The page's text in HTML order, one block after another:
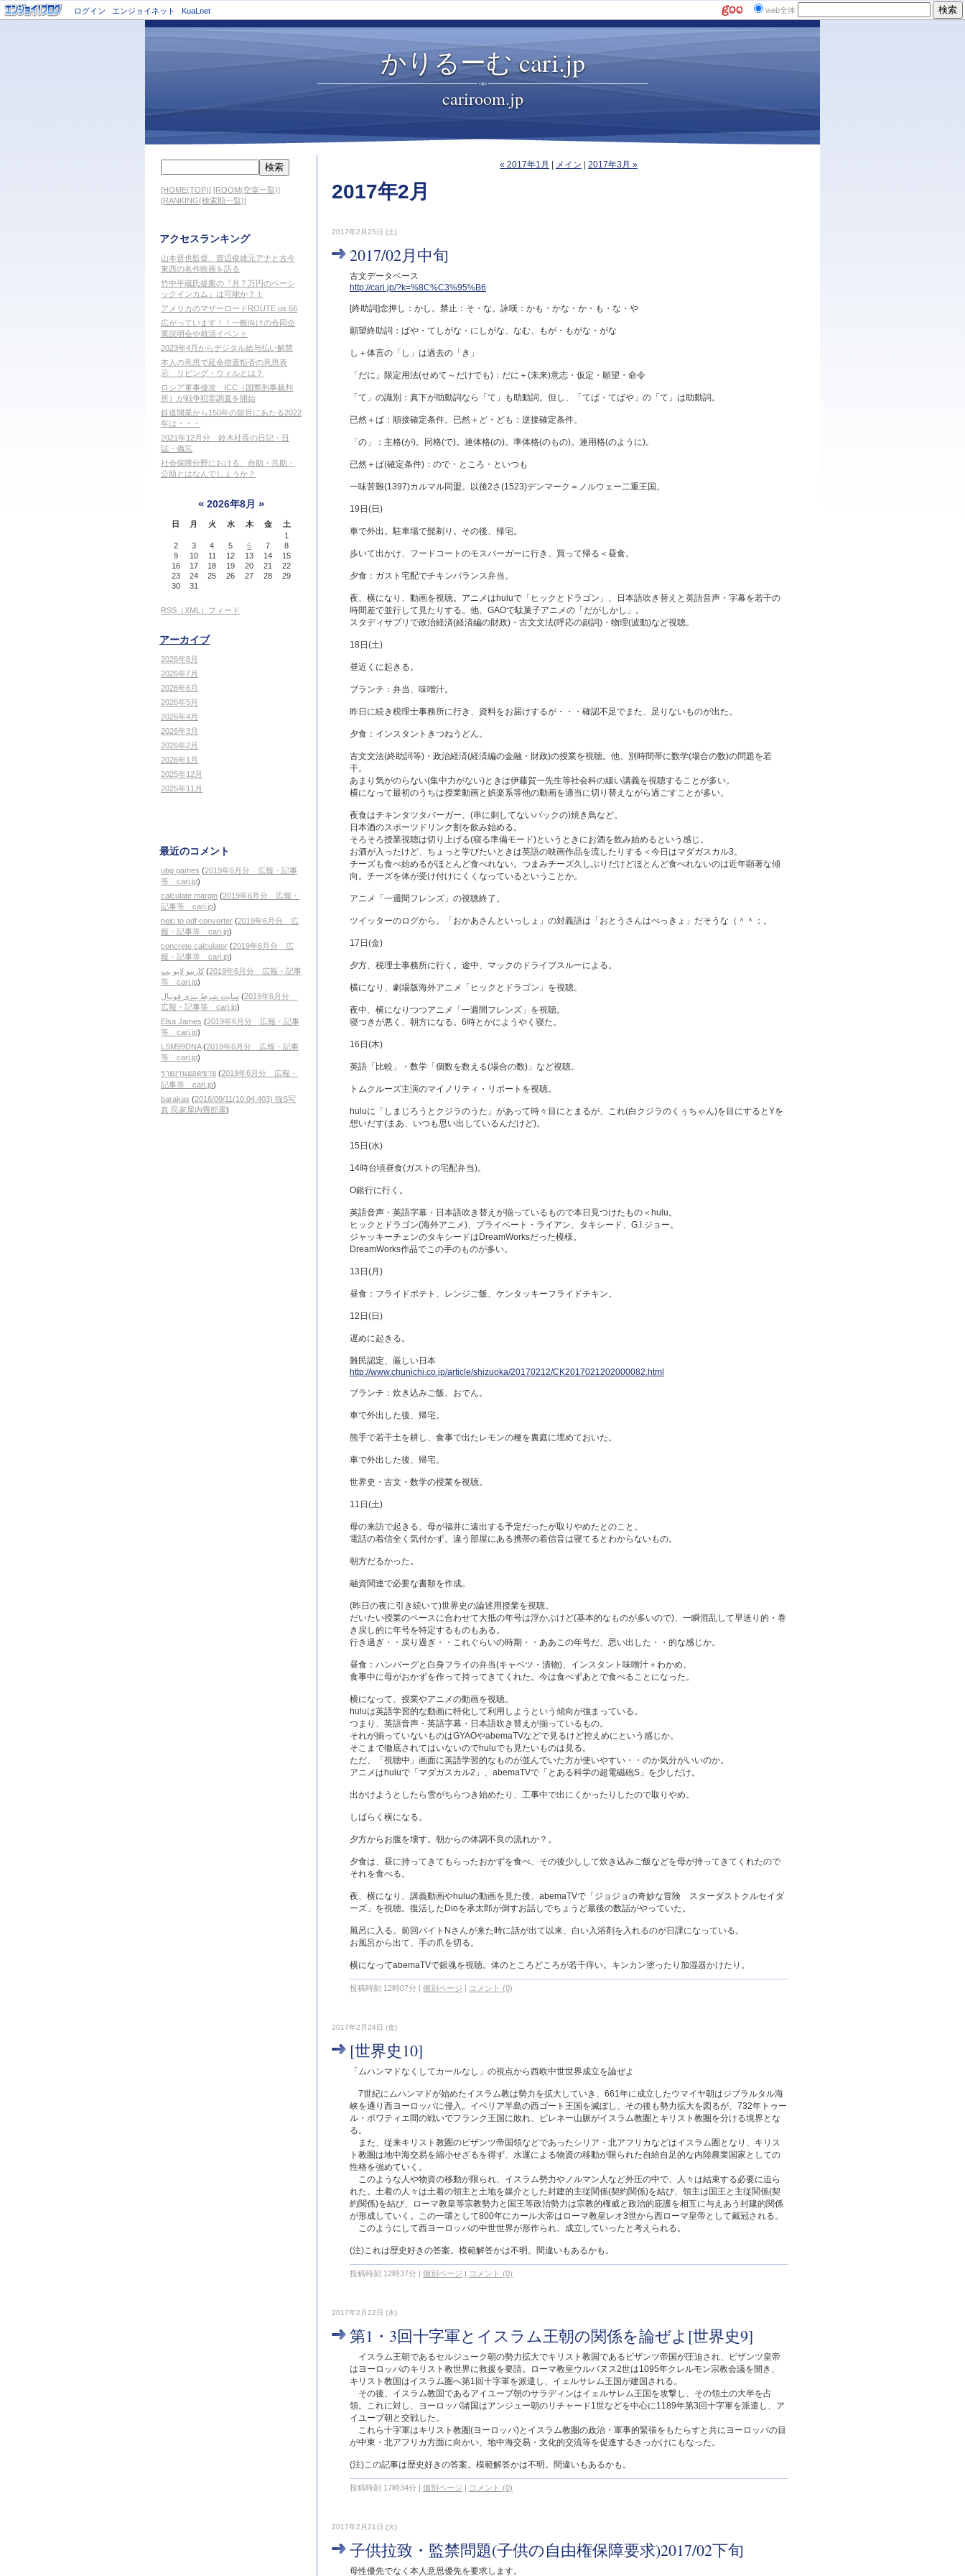
ログイン エンジョイネット KuaLnet web全体
かりるーむ cari.jp
cariroom.jp
[HOME(TOP)] [ROOM(空室一覧)]
[RANKING(検索順一覧)]
アクセスランキング
山本晋也監督、渡辺俊雄元アナと古今
東西の名作映画を語る
竹中平蔵氏提案の『月７万円のベーシ
ックインカム』は可能か？！
アメリカのマザーロードROUTE us 66
広がっています！！一般向けの合同企
業説明会や就活イベント
2023年4月からデジタル給与払い解禁
本人の意思で延命措置拒否の意思表
示 リビング・ウィルとは？
ロシア軍事侵攻 ICC（国際刑事裁判
所）が戦争犯罪調査を開始
鉄道開業から150年の節目にあたる2022
年は・・・
2021年12月分 鈴木社長の日記・日
誌・備忘
社会保障分野における、自助・共助・
公助とはなんでしょうか？
« 2026年8月 »
日 月 火 水 木 金
土
1
2
3 4 5 6 7
8
9
10 11 12 13 14
15
16
17 18 19 20 21
22
23
24 25 26 27 28
29
30
31
RSS（XML）フィード
アーカイブ
2026年8月
2026年7月
2026年6月
2026年5月
2026年4月
2026年3月
2026年2月
2026年1月
2025年12月
2025年11月
最近のコメント
ubg games (2019年6月分 広報・記事
等 cari.jp)
calculate margin (2019年6月分 広報・
記事等 cari.jp)
heic to pdf converter (2019年6月分 広
報・記事等 cari.jp)
concrete calculator (2019年6月分 広
報・記事等 cari.jp)
کازینو لایو بت (2019年6月分 広報・記事
等 cari.jp)
سایت شرط بندی فوتبال (2019年6月分
広報・記事等 cari.jp)
Elsa James (2019年6月分 広報・記事
等 cari.jp)
LSM99DNA(2019年6月分 広報・記事
等 cari.jp)
รายงานยอดขาย (2019年6月分 広報・
記事等 cari.jp)
barakas (2016/09/11(10:04:403) 猫S写
真 民家屋内畳部屋)
« 2017年1月 メイン 2017年3月 »
2017年2月
2017年2月25日 (土)
2017/02月中旬
古文データベース
http://cari.jp/?k=%8C%C3%95%B6
[終助詞]念押し：かし。禁止：そ・な。詠嘆：かも・かな・か・も・な・や
願望終助詞：ばや・てしがな・にしがな、なむ、もが・もがな・がな
し＋体言の「し」は過去の「き」
「だに」限定用法(せめて～だけでも)：だに＋(未来)意志・仮定・願望・命令
「て」の識別：真下が助動詞なら「て」も助動詞。但し、「てば・てばや」の「て」は助動詞。
已然＋ば：順接確定条件。已然＋ど・ども：逆接確定条件。
「の」：主格(が)。同格(で)。連体格(の)。準体格(のもの)。連用格(のように)。
已然＋ば(確定条件)：ので・ところ・といつも
一味苦難(1397)カルマル同盟。以後2さ(1523)デンマーク＝ノルウェー二重王国。
19日(日)
車で外出。駐車場で髭剃り。その後、帰宅。
歩いて出かけ、フードコートのモスバーガーに行き、買って帰る＜昼食。
夕食：ガスト宅配でチキンバランス弁当。
夜、横になり、動画を視聴。アニメはhuluで「ヒックとドラゴン」、日本語吹き替えと英語音声・字幕を若干の
時間差で並行して見たりする。他、GAOで駄菓子アニメの「だがしかし」。
スタディサプリで政治経済(経済編の財政)・古文文法(呼応の副詞)・物理(波動)など視聴。
18日(土)
昼近くに起きる。
ブランチ：弁当、味噌汁。
昨日に続き税理士事務所に行き、資料をお届けするが・・・確認不足でまた、足りないものが出た。
夕食：インスタントきつねうどん。
古文文法(終助詞等)・政治経済(経済編の金融・財政)の授業を視聴。他、別時間帯に数学(場合の数)の問題を若
干。
あまり気がのらない(集中力がない)ときは伊藤賀一先生等社会科の緩い講義を視聴することが多い。
横になって最初のうちは授業動画と娯楽系等他の動画を適当に切り替えながら過ごすことが多い。
夜食はチキンタツタバーガー、(串に刺してないパックの)焼き鳥など。
日本酒のスポーツドリンク割を飲み始める。
そろそろ授業視聴は切り上げる(寝る準備モード)というときにお酒を飲み始めるという感じ。
お酒が入ったけど、ちょっと学びたいときは英語の映画作品を流したりする＜今日はマダガスカル3。
チーズも食べ始めるがほとんど食べれない。つまみチーズ久しぶりだけどほとんど食べれないのは近年顕著な傾
向。チーズを体が受け付けにくくなっているということか。
アニメ「一週間フレンズ」の視聴終了。
ツイッターのログから。「おかあさんといっしょ」の対義語は「おとうさんはべっきょ」だそうな（＾＾；。
17日(金)
夕方、税理士事務所に行く。途中、マックのドライブスルーによる。
横になり、劇場版海外アニメ「ヒックとドラゴン」を視聴。
夜中、横になりつつアニメ「一週間フレンズ」を視聴。
寝つきが悪く、朝方になる。6時とかにようやく寝た。
16日(木)
英語「比較」・数学「個数を数える(場合の数)」など視聴。
トムクルーズ主演のマイノリティ・リポートを視聴。
huluに「しまじろうとクジラのうた」があって時々目にとまるが、これ(白クジラのくぅちゃん)を目にするとYを
想いだす(まあ、いつも思い出しているんだけど)。
15日(水)
14時台頃昼食(ガストの宅配弁当)。
O銀行に行く。
英語音声・英語字幕・日本語吹き替えが揃っているもので本日見つけたもの＜hulu。
ヒックとドラゴン(海外アニメ)、プライベート・ライアン、タキシード、G.I.ジョー。
ジャッキーチェンのタキシードはDreamWorksだった模様。
DreamWorks作品でこの手のものが多い。
13日(月)
昼食：フライドポテト、レンジご飯、ケンタッキーフライドチキン。
12日(日)
遅めに起きる。
難民認定、厳しい日本
http://www.chunichi.co.jp/article/shizuoka/20170212/CK2017021202000082.html
ブランチ：炊き込みご飯、おでん。
車で外出した後、帰宅。
熊手で若干土を耕し、食事で出たレモンの種を裏庭に埋めておいた。
車で外出した後、帰宅。
世界史・古文・数学の授業を視聴。
11日(土)
母の来訪で起きる。母が福井に遠出する予定だったが取りやめたとのこと。
電話の着信全く気付かず。違う部屋にある携帯の着信音は寝てるとわからないもの。
朝方だるかった。
融資関連で必要な書類を作成。
(昨日の夜に引き続いて)世界史の論述用授業を視聴。
だいたい授業のペースに合わせて大抵の年号は浮かぶけど(基本的なものが多いので)、一瞬混乱して早送り的・巻
き戻し的に年号を特定するものもある。
行き過ぎ・・戻り過ぎ・・これぐらいの時期・・ああこの年号だ、思い出した・・的な感じか。
昼食：ハンバーグと白身フライの弁当(キャベツ・漬物)、インスタント味噌汁＋わかめ。
食事中に母がおかずを作って持ってきてくれた。今は食べずあとで食べることになった。
横になって、授業やアニメの動画を視聴。
huluは英語学習的な動画に特化して利用しようという傾向が強まっている。
つまり、英語音声・英語字幕・日本語吹き替えが揃っているもの。
それが揃っていないものはGYAOやabemaTVなどで見るけど控えめにという感じか。
そこまで徹底されてはいないのでhuluでも見たいものは見る。
ただ、「視聴中」画面に英語学習的なものが並んでいた方が使いやすい・・のか気分がいいのか。
アニメはhuluで「マダガスカル2」、abemaTVで「とある科学の超電磁砲S」を少しだけ。
出かけようとしたら雪がちらつき始めたり、工事中で出にくかったりしたので取りやめ。
しばらく横になる。
夕方からお腹を壊す。朝からの体調不良の流れか？。
夕食は、昼に持ってきてもらったおかずを食べ、その後少しして炊き込みご飯などを母が持ってきてくれたので
それを食べる。
夜、横になり、講義動画やhuluの動画を見た後、abemaTVで「ジョジョの奇妙な冒険 スターダストクルセイダ
ーズ」を視聴。復活したDioを承太郎が倒すお話しでちょうど最後の数話がやっていた。
風呂に入る。前回バイトNさんが来た時に話が出て以来、白い入浴剤を入れるのが日課になっている。
お風呂から出て、手の爪を切る。
横になってabemaTVで銀魂を視聴。体のところどころが若干痒い。キンカン塗ったり加湿器かけたり。
投稿時刻 12時07分 個別ページ コメント (0)
2017年2月24日 (金)
[世界史10]
「ムハンマドなくしてカールなし」の視点から西欧中世世界成立を論ぜよ
7世紀にムハンマドが始めたイスラム教は勢力を拡大していき、661年に成立したウマイヤ朝はジブラルタル海
峡を通り西ヨーロッパに侵入。イベリア半島の西ゴート王国を滅ぼし、その後も勢力拡大を図るが、732年トゥー
ル・ポワティエ間の戦いでフランク王国に敗れ、ピレネー山脈がイスラム教圏とキリスト教圏を分ける境界とな
る。
また、従来キリスト教圏のビザンツ帝国領などであったシリア・北アフリカなどはイスラム圏となり、キリス
ト教圏は地中海交易を縮小せざるを得ず、水運による物資の移動が限られた自給自足的な内陸農業国家としての
性格を強めていく。
このような人や物資の移動が限られ、イスラム勢力やノルマン人など外圧の中で、人々は結束する必要に迫ら
れた。土着の人々は土着の領主と土地を媒介とした封建的主従関係(契約関係)を結び、領主は国王と主従関係(契
約関係)を結び、ローマ教皇等宗教勢力と国王等政治勢力は宗教的権威と政治的庇護を相互に与えあう封建的関係
が形成していく。この一環として800年にカール大帝はローマ教皇レオ3世から西ローマ皇帝として戴冠される。
このようにして西ヨーロッパの中世世界が形作られ、成立していったと考えられる。
(注)これは歴史好きの答案。模範解答かは不明。間違いもあるかも。
投稿時刻 12時37分 個別ページ コメント (0)
2017年2月22日 (水)
第1・3回十字軍とイスラム王朝の関係を論ぜよ[世界史9]
イスラム王朝であるセルジューク朝の勢力拡大でキリスト教国であるビザンツ帝国が圧迫され、ビザンツ皇帝
はヨーロッパのキリスト教世界に救援を要請。ローマ教皇ウルバヌス2世は1095年クレルモン宗教会議を開き、
キリスト教国はイスラム圏へ第1回十字軍を派遣し、イェルサレム王国が建国される。
その後、イスラム教国であるアイユーブ朝のサラディンはイェルサレム王国を攻撃し、その領土の大半を占
領。これに対し、ヨーロッパ諸国はアンジュー朝のリチャード1世などを中心に1189年第3回十字軍を派遣し、ア
イユーブ朝と交戦した。
これら十字軍はキリスト教圏(ヨーロッパ)とイスラム教圏の政治・軍事的緊張をもたらすと共にヨーロッパの目
が中東・北アフリカ方面に向かい、地中海交易・文化的交流等を促進するきっかけにもなった。
(注)この記事は歴史好きの答案。模範解答かは不明。間違いもあるかも。
投稿時刻 17時34分 個別ページ コメント (0)
2017年2月21日 (火)
子供拉致・監禁問題(子供の自由権保障要求)2017/02下旬
母性優先でなく本人意思優先を要求します。